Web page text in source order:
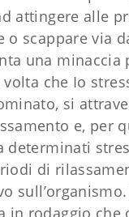
attingere alle
o scappare via
una minaccia
che Io
si
e, per
determinati
di
sull’organismo.
in rodaggio che